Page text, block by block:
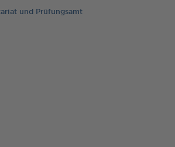
und Prüfungsamt